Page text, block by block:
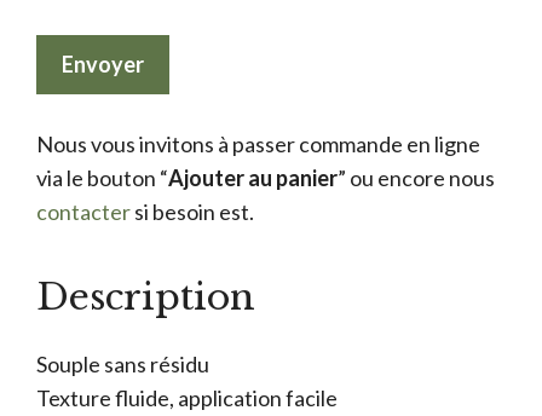
Nous vous invitons à passer commande en ligne
via le bouton “Ajouter au panier” ou encore nous
contactersi besoin est.
Description
Souple sans résidu
Texture fluide, application facile